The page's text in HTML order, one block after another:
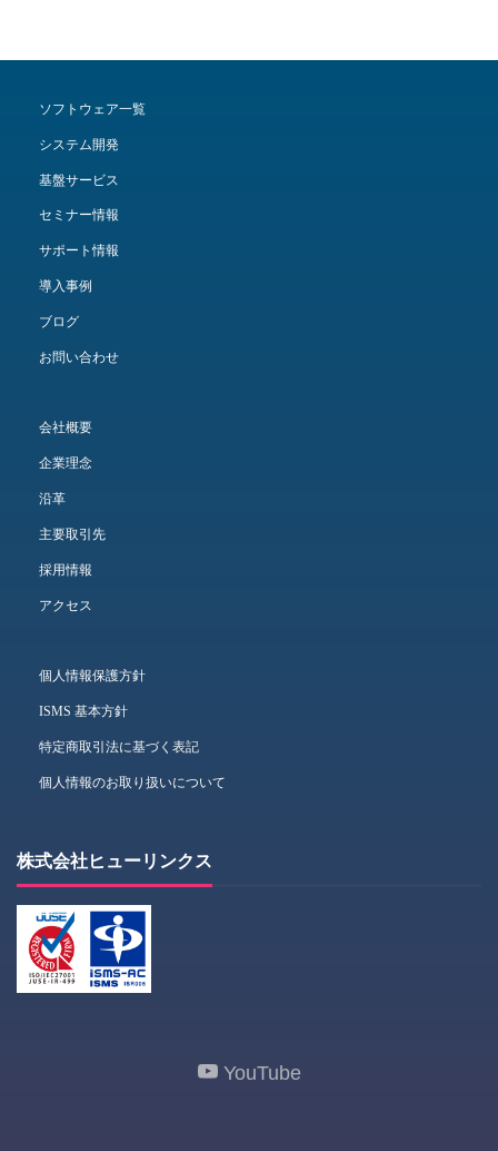
ソフトウェア一覧
システム開発
基盤サービス
セミナー情報
サポート情報
導入事例
ブログ
お問い合わせ
会社概要
企業理念
沿革
主要取引先
採用情報
アクセス
個人情報保護方針
ISMS 基本方針
特定商取引法に基づく表記
個人情報のお取り扱いについて
株式会社ヒューリンクス
YouTube